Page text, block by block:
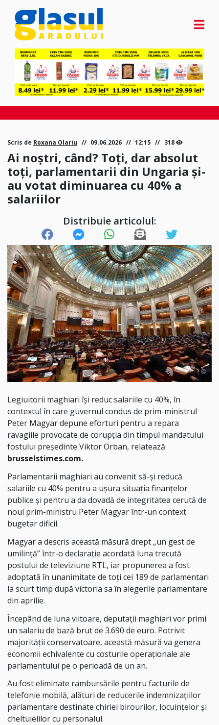
Scris de Roxana Olariu 09.06.2026 12:15 318
Ai noștri, când? Toți, dar absolut
toți, parlamentarii din Ungaria și-
au votat diminuarea cu 40% a
salariilor
Distribuie articolul:
Legiuitorii maghiari își reduc salariile cu 40%, în
contextul în care guvernul condus de prim-ministrul
Peter Magyar depune eforturi pentru a repara
ravagiile provocate de corupția din timpul mandatului
fostului președinte Viktor Orban, relatează
brusselstimes.com.
Parlamentarii maghiari au convenit să-și reducă
salariile cu 40% pentru a ușura situația finanțelor
publice și pentru a da dovadă de integritatea cerută de
noul prim-ministru Peter Magyar într-un context
bugetar dificil.
Magyar a descris această măsură drept „un gest de
umilință” într-o declarație acordată luna trecută
postului de televiziune RTL, iar propunerea a fost
adoptată în unanimitate de toți cei 189 de parlamentari
la scurt timp după victoria sa în alegerile parlamentare
din aprilie.
Începând de luna viitoare, deputații maghiari vor primi
un salariu de bază brut de 3.690 de euro. Potrivit
majorității conservatoare, această măsură va genera
economii echivalente cu costurile operaționale ale
parlamentului pe o perioadă de un an.
Au fost eliminate rambursările pentru facturile de
telefonie mobilă, alături de reducerile indemnizațiilor
parlamentare destinate chiriei birourilor, locuințelor și
cheltuielilor cu personalul.